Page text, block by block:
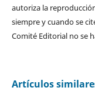
autoriza la
siempre y cuando se
Comité Editorial no se
Artículos